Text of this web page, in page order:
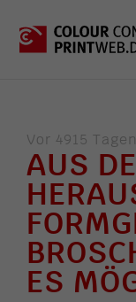
Vor 4915 Tagen
AUS
ES